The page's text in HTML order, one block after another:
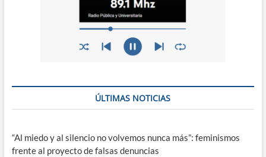
ÚLTIMAS NOTICIAS
“Al miedo y al silencio no volvemos nunca más”: feminismos
frente al proyecto de falsas denuncias